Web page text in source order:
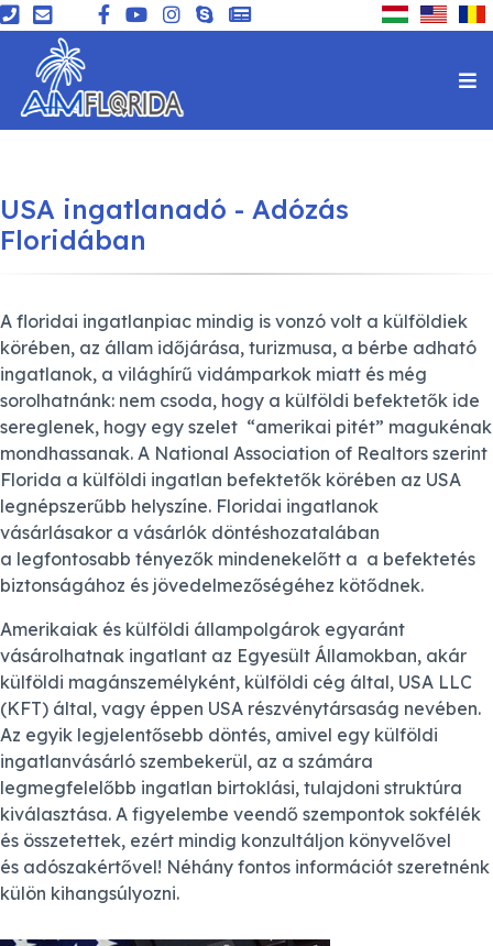
USA ingatlanadó - Adózás
Floridában
A floridai ingatlanpiac mindig is vonzó volt a külföldiek
körében, az állam időjárása, turizmusa, a bérbe adható
ingatlanok, a világhírű vidámparkok miatt és még
sorolhatnánk: nem csoda, hogy a külföldi befektetők ide
sereglenek, hogy egy szelet “amerikai pitét” magukénak
mondhassanak. A National Association of Realtors szerint
Florida a külföldi ingatlan befektetők körében az USA
legnépszerűbb helyszíne. Floridai ingatlanok
vásárlásakor a vásárlók döntéshozatalában
a legfontosabb tényezők mindenekelőtt a a befektetés
biztonságához és jövedelmezőségéhez kötődnek.
Amerikaiak és külföldi állampolgárok egyaránt
vásárolhatnak ingatlant az Egyesült Államokban, akár
külföldi magánszemélyként, külföldi cég által, USA LLC
(KFT) által, vagy éppen USA részvénytársaság nevében.
Az egyik legjelentősebb döntés, amivel egy külföldi
ingatlanvásárló szembekerül, az a számára
legmegfelelőbb ingatlan birtoklási, tulajdoni struktúra
kiválasztása. A figyelembe veendő szempontok sokfélék
és összetettek, ezért mindig konzultáljon könyvelővel
és adószakértővel! Néhány fontos információt szeretnénk
külön kihangsúlyozni.